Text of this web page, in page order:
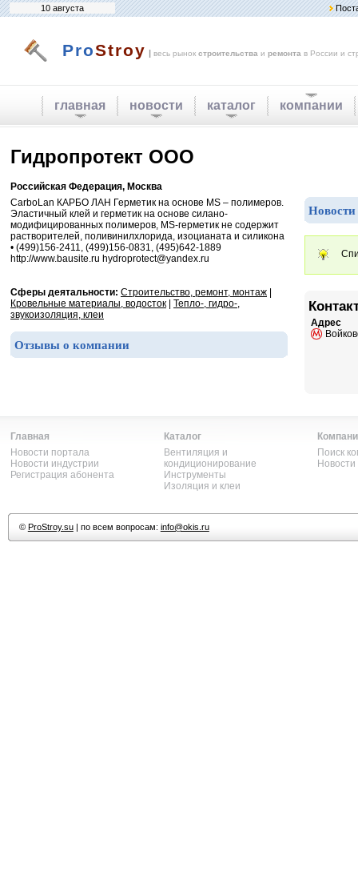
10 августа
ProStroy | весь рынок строительства и ремонта в России и
главная новости каталог компании
Гидропротект ООО
Российская Федерация, Москва
CarboLan КАРБО ЛАН Герметик на основе MS – полимеров.
Эластичный клей и герметик на основе силано-
модифицированных полимеров, MS-герметик не содержит
растворителей, поливинилхлорида, изоцианата и силикона
• (499)156-2411, (499)156-0831, (495)642-1889
http://www.bausite.ru hydroprotect@yandex.ru
Сферы деятальности: Строительство, ремонт, монтаж
Кровельные материалы, водосток
Тепло-, гидро-,
звукоизоляция, клеи
Отзывы о компании
Адрес
Главная
Новости портала
Новости индустрии
Регистрация абонента
Каталог
Вентиляция и
кондиционирование
Инструменты
Изоляция и клеи
Поиск
© ProStroy.su| по всем вопросам: info@okis.ru